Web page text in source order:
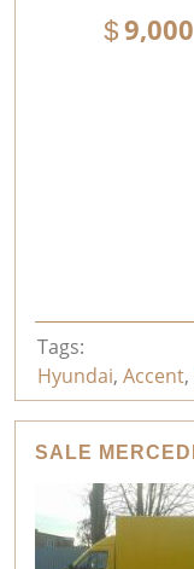
9,000
Tags:
Hyundai, Accent,